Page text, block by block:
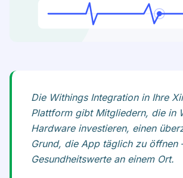
Die Withings Integration in Ihre
Plattform gibt Mitgliedern, die in
Hardware investieren, einen
Grund, die App täglich zu öffnen
Gesundheitswerte an einem Ort.